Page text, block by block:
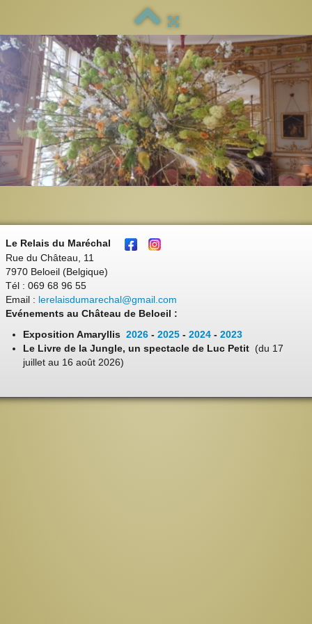
Le Relais du Maréchal
Rue du Château, 11
7970 Beloeil (Belgique)
Tél : 069 68 96 55
Email : lerelaisdumarechal@gmail.com
Evénements au Château de Beloeil :
Exposition Amaryllis 2026 - 2025 - 2024 - 2023
Le Livre de la Jungle, un spectacle de Luc Petit (du 17
juillet au 16 août 2026)